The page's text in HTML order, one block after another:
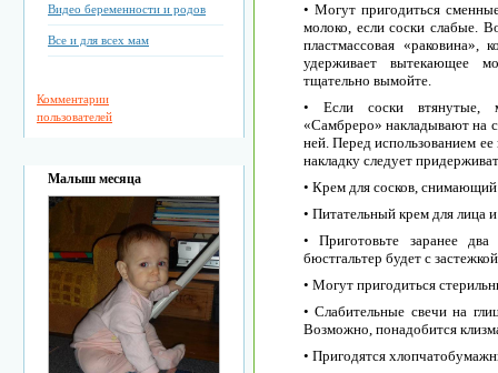
Видео беременности и родов
Все и для всех мам
Комментарии
пользователей
Малыш месяца
• Могут пригодиться
молоко, если соски слабые.
пластмассовая «раковина»,
удерживает вытекающее
тщательно вымойте.
• Если соски втянутые,
«Самбреро» накладывают на
ней. Перед использованием
накладку следует
• Крем для сосков,
• Питательный крем для лица
• Приготовьте заранее
бюстгальтер будет с
• Могут пригодиться
• Слабительные свечи на
Возможно, понадобится
• Пригодятся